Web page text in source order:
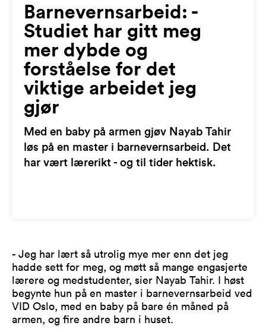
Barnevernsarbeid: -
Studiet har gitt meg
mer dybde og
forståelse for det
viktige arbeidet jeg
gjør
Med en baby på armen gjøv Nayab Tahir
løs på en master i barnevernsarbeid. Det
har vært lærerikt - og til tider hektisk.
- Jeg har lært så utrolig mye mer enn det jeg
hadde sett for meg, og møtt så mange engasjerte
lærere og medstudenter, sier Nayab Tahir. I høst
begynte hun på en master i barnevernsarbeid ved
VID Oslo, med en baby på bare én måned på
armen, og fire andre barn i huset.